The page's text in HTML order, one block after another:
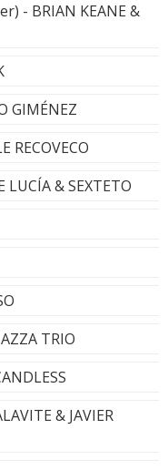
- BRIAN KEANE &
GIMÉNEZ
RECOVECO
LUCÍA & SEXTETO
TRIO
& JAVIER